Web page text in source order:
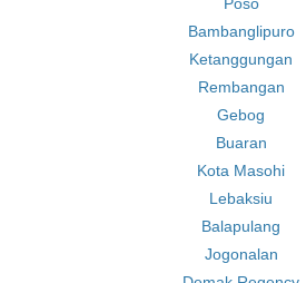
Bambanglipuro
Ketanggungan
Rembangan
Gebog
Buaran
Kota Masohi
Lebaksiu
Balapulang
Jogonalan